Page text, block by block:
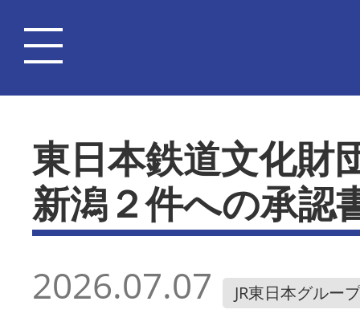
東日本鉄道文化
新潟２件への承認
2026.07.07 JR東日本グループ